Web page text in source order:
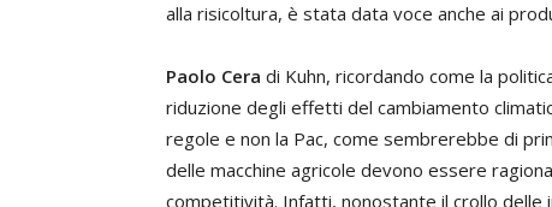
alla risicoltura, è stata data voce anche ai
Paolo Cera di Kuhn, ricordando come la
riduzione degli effetti del cambiamento
regole e non la Pac, come sembrerebbe di
delle macchine agricole devono essere
competitività. Infatti, nonostante il crollo